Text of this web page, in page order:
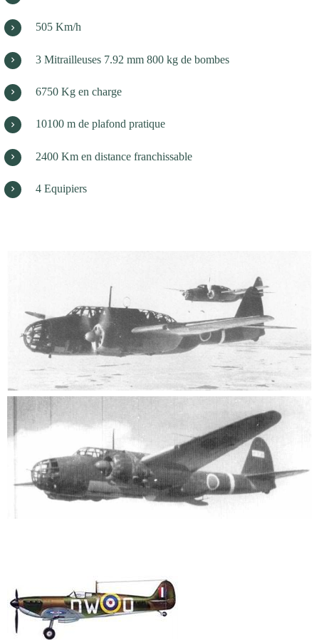
505 Km/h
3 Mitrailleuses 7.92 mm 800 kg de bombes
6750 Kg en charge
10100 m de plafond pratique
2400 Km en distance franchissable
4 Equipiers